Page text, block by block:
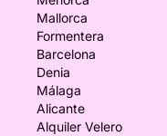
Mallorca
Formentera
Barcelona
Denia
Málaga
Alicante
Alquiler Velero